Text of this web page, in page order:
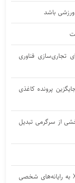
باشد
فناوری
پرونده کاغذی
از سرگرمی تبدیل
بازی‌های ایکس‌باکس ۳۶۰ با شبیه‌ساز رسمی Xe۰۳ به رایانه‌های شخصی